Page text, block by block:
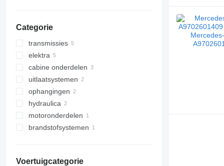
Categorie
transmissies
versnellingsbak
differentiëlen
cardanassen
versnellingspoken
elektra
besturingseenheiden
dashboards
tachografen
cabine onderdelen
cabines
deursloten
airbags
uitlaatsystemen
katalysatoren
AdBlue-pompen
ophangingen
assen
naven
hydraulica
kiepsystemen
andere hydraulische onderdelen
motoronderdelen
motoren
brandstofsystemen
Voertuigcategorie